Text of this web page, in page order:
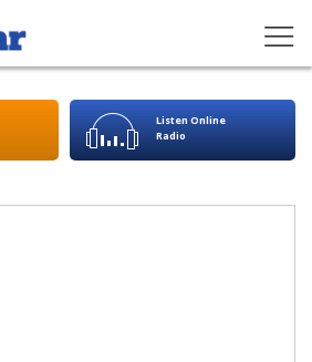
Listen Online
Radio